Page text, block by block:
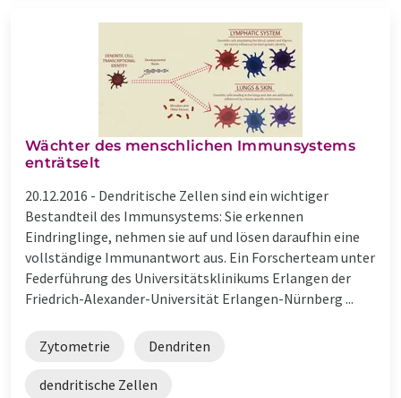
Wächter des menschlichen Immunsystems
enträtselt
20.12.2016 - Dendritische Zellen sind ein wichtiger
Bestandteil des Immunsystems: Sie erkennen
Eindringlinge, nehmen sie auf und lösen daraufhin eine
vollständige Immunantwort aus. Ein Forscherteam unter
Federführung des Universitätsklinikums Erlangen der
Friedrich-Alexander-Universität Erlangen-Nürnberg ...
Zytometrie Dendriten
dendritische Zellen